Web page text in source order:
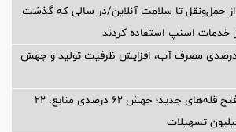
از حمل‌ونقل تا سلامت آنلاین/در سالی که گذشت
کاهش بیش از ۸۰ درصدی مصرف آب، افزایش ظرفیت تولید و جهش
مهر ایران در مسیر فتح قله‌های جدید؛ جهش ۶۲ درصدی منابع، ۲۲